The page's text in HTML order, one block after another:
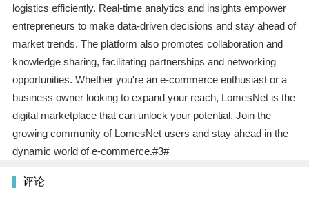
logistics efficiently. Real-time analytics and insights empower
entrepreneurs to make data-driven decisions and stay ahead of
market trends. The platform also promotes collaboration and
knowledge sharing, facilitating partnerships and networking
opportunities. Whether you're an e-commerce enthusiast or a
business owner looking to expand your reach, LomesNet is the
digital marketplace that can unlock your potential. Join the
growing community of LomesNet users and stay ahead in the
dynamic world of e-commerce.#3#
评论